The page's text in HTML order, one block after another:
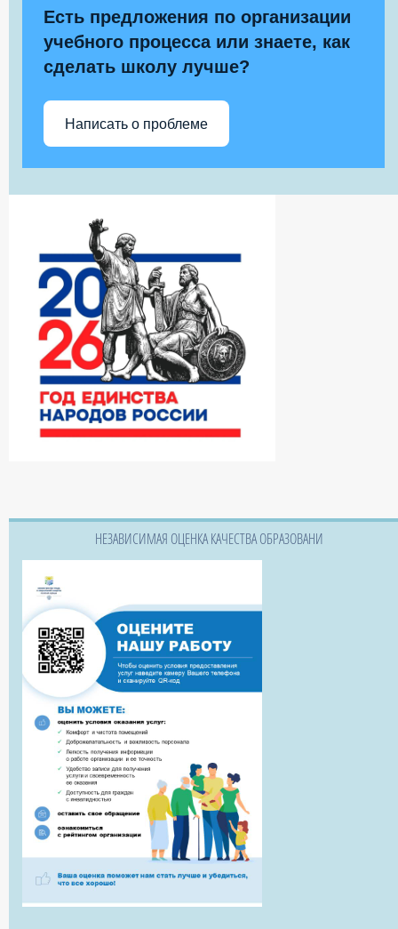
Есть предложения по организации
учебного процесса или знаете, как
сделать школу лучше?
Написать о проблеме
НЕЗАВИСИМАЯ ОЦЕНКА КАЧЕСТВА ОБРАЗОВАНИ